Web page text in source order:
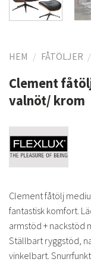
HEM / FÅTÖLJER /
Clement
valnöt/ krom
Clement fåtölj
fantastisk komfort.
armstöd + nackstöd
Ställbart ryggstöd,
vinkelbart.